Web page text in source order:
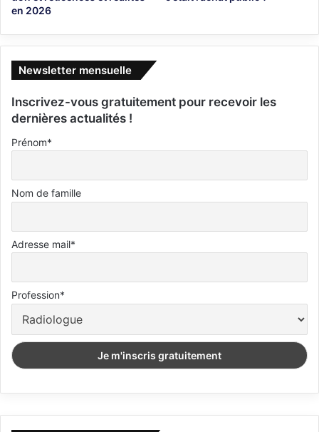
en 2026
Newsletter mensuelle
Inscrivez-vous gratuitement pour recevoir les
dernières actualités !
Prénom*
Nom de famille
Adresse mail*
Profession*